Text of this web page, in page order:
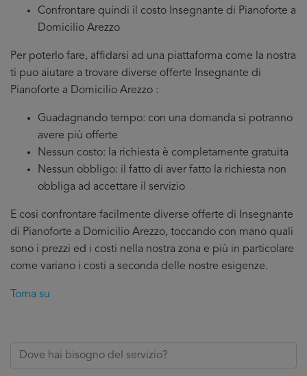
Confrontare quindi il costo Insegnante di Pianoforte a
Domicilio Arezzo
Per poterlo fare, affidarsi ad una piattaforma come la nostra
ti puo aiutare a trovare diverse offerte Insegnante di
Pianoforte a Domicilio Arezzo :
Guadagnando tempo: con una domanda si potranno
avere più offerte
Nessun costo: la richiesta è completamente gratuita
Nessun obbligo: il fatto di aver fatto la richiesta non
obbliga ad accettare il servizio
E cosi confrontare facilmente diverse offerte di Insegnante
di Pianoforte a Domicilio Arezzo, toccando con mano quali
sono i prezzi ed i costi nella nostra zona e più in particolare
come variano i costi a seconda delle nostre esigenze.
Torna su